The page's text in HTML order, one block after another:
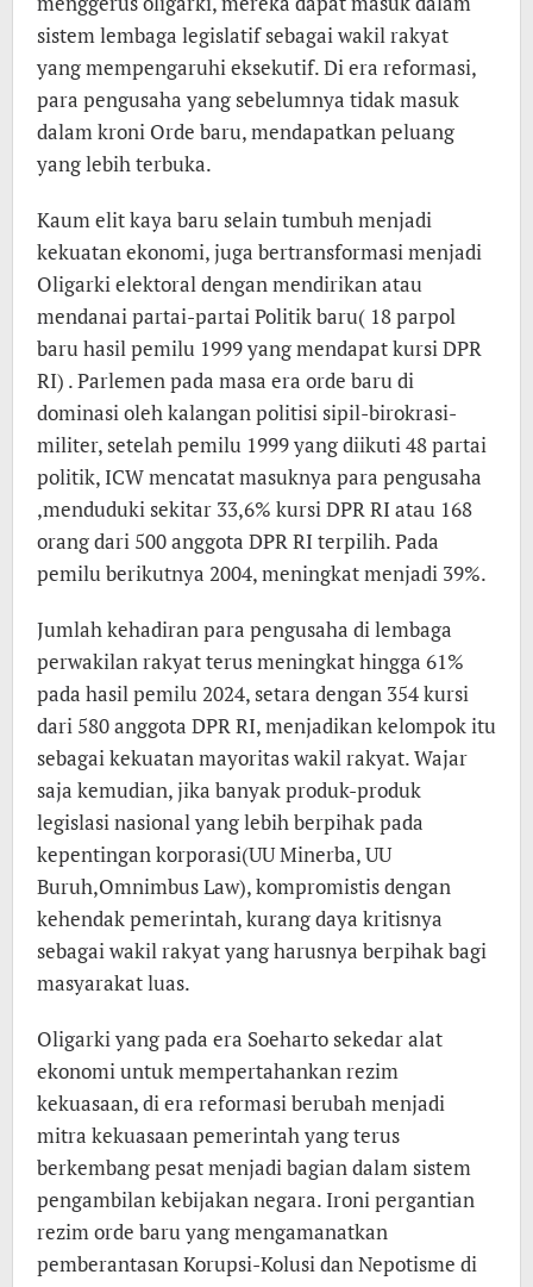
sistem lembaga legislatif sebagai wakil rakyat
yang mempengaruhi eksekutif. Di era reformasi,
para pengusaha yang sebelumnya tidak masuk
dalam kroni Orde baru, mendapatkan peluang
yang lebih terbuka.
Kaum elit kaya baru selain tumbuh menjadi
kekuatan ekonomi, juga bertransformasi menjadi
Oligarki elektoral dengan mendirikan atau
mendanai partai-partai Politik baru( 18 parpol
baru hasil pemilu 1999 yang mendapat kursi DPR
RI) . Parlemen pada masa era orde baru di
dominasi oleh kalangan politisi sipil-birokrasi-
militer, setelah pemilu 1999 yang diikuti 48 partai
politik, ICW mencatat masuknya para pengusaha
,menduduki sekitar 33,6% kursi DPR RI atau 168
orang dari 500 anggota DPR RI terpilih. Pada
pemilu berikutnya 2004, meningkat menjadi 39%.
Jumlah kehadiran para pengusaha di lembaga
perwakilan rakyat terus meningkat hingga 61%
pada hasil pemilu 2024, setara dengan 354 kursi
dari 580 anggota DPR RI, menjadikan kelompok itu
sebagai kekuatan mayoritas wakil rakyat. Wajar
saja kemudian, jika banyak produk-produk
legislasi nasional yang lebih berpihak pada
kepentingan korporasi(UU Minerba, UU
Buruh,Omnimbus Law), kompromistis dengan
kehendak pemerintah, kurang daya kritisnya
sebagai wakil rakyat yang harusnya berpihak bagi
masyarakat luas.
Oligarki yang pada era Soeharto sekedar alat
ekonomi untuk mempertahankan rezim
kekuasaan, di era reformasi berubah menjadi
mitra kekuasaan pemerintah yang terus
berkembang pesat menjadi bagian dalam sistem
pengambilan kebijakan negara. Ironi pergantian
rezim orde baru yang mengamanatkan
pemberantasan Korupsi-Kolusi dan Nepotisme di